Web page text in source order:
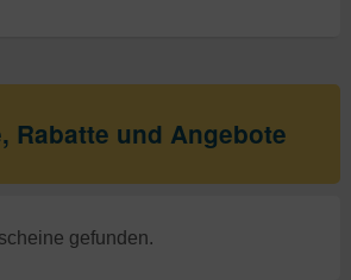
Rabatte und Angebote
gefunden.